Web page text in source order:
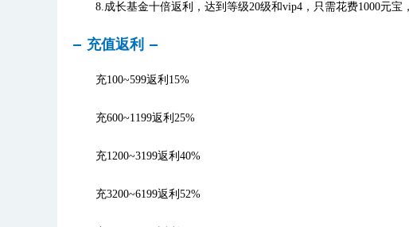
8.成长基金十倍返利，达到等级20级和vip4，只需花费1000元宝
充值返利
充100~599返利15%
充600~1199返利25%
充1200~3199返利40%
充3200~6199返利52%